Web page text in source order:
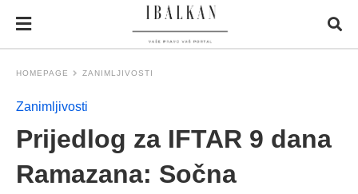
HOMEPAGE ZANIMLJIVOSTI
Zanimljivosti
Prijedlog za IFTAR 9 dana
Ramazana: Sočna